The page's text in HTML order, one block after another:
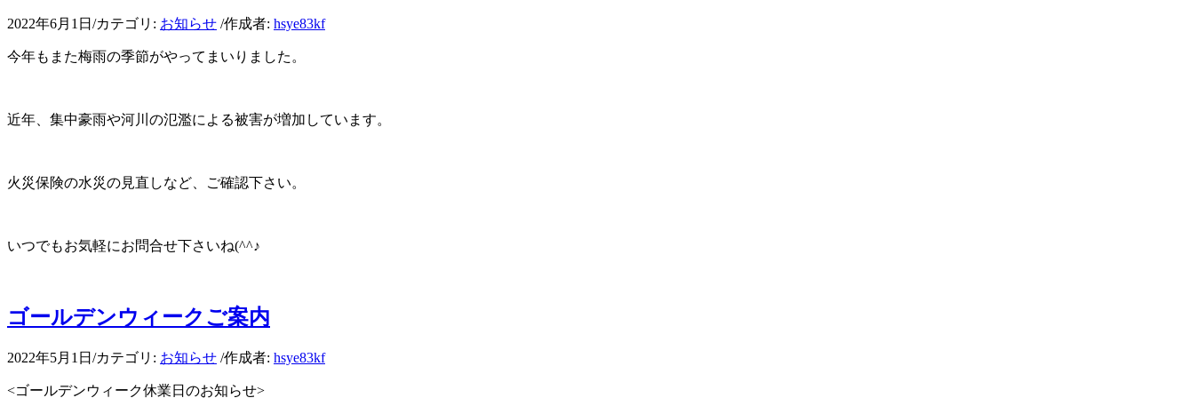
2022年6月1日 /カテゴリ: お知らせ /作成者: hsye83kf
今年もまた梅雨の季節がやってまいりました。
近年、集中豪雨や河川の氾濫による被害が増加しています。
火災保険の水災の見直しなど、ご確認下さい。
いつでもお気軽にお問合せ下さいね(^^♪
ゴールデンウィークご案内
2022年5月1日 /カテゴリ: お知らせ /作成者: hsye83kf
<ゴールデンウィーク休業日のお知らせ>